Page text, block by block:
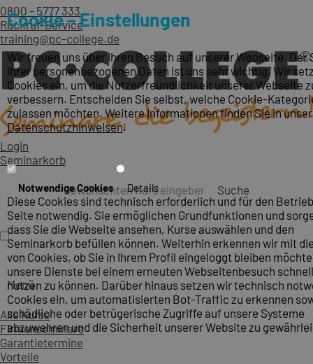
0800 - 5777 333
Rückruf-Service
training@pc-college.de
Login
Seminarkorb
Suche
Menü
Alle Kurse
Firmenseminare
Garantietermine
Vorteile
Cookie – Einstellungen
Wir freuen uns über Ihren Besuch auf unserer Webseite. Der
Ihrer personenbezogenen Daten ist uns sehr wichtig. Wir
Cookies ein, um die Nutzerfreundlichkeit unserer Webseite
verbessern. Entscheiden Sie selbst, welche Cookie-
zulassen möchten. Weitere Informationen finden Sie in
Datenschutzhinweisen.
Notwendige Cookies Details
Diese Cookies sind technisch erforderlich und für den
Seite notwendig. Sie ermöglichen Grundfunktionen und
dass Sie die Webseite ansehen, Kurse auswählen und den
Seminarkorb befüllen können. Weiterhin erkennen wir mit
von Cookies, ob Sie in Ihrem Profil eingeloggt bleiben
unsere Dienste bei einem erneuten Webseitenbesuch
nutzen zu können. Darüber hinaus setzen wir technisch
Cookies ein, um automatisierten Bot-Traffic zu erkennen
schädliche oder betrügerische Zugriffe auf unsere Systeme
abzuwehren und die Sicherheit unserer Website zu